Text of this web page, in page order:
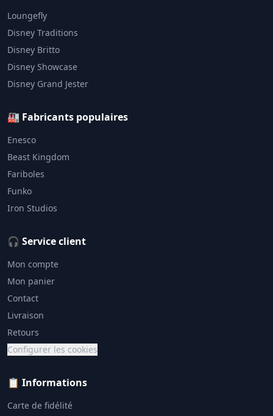
Loungefly
Disney Traditions
Disney Britto
Disney Showcase
Disney Grand Jester
🏭 Fabricants populaires
Enesco
Beast Kingdom
Fariboles
Funko
Iron Studios
🎧 Service client
Mon compte
Mon panier
Contact
Livraison
Retours
Configurer les cookies
📋 Informations
Carte de fidélité